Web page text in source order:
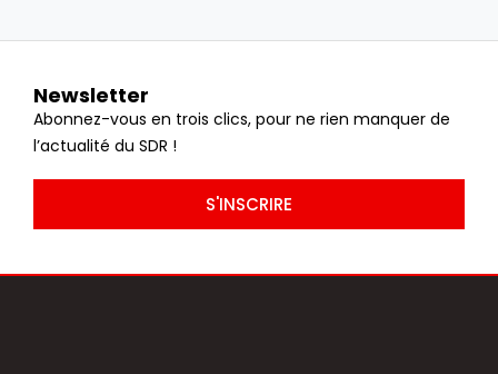
Newsletter
Abonnez-vous en trois clics, pour ne rien manquer de
l’actualité du SDR !
S'INSCRIRE